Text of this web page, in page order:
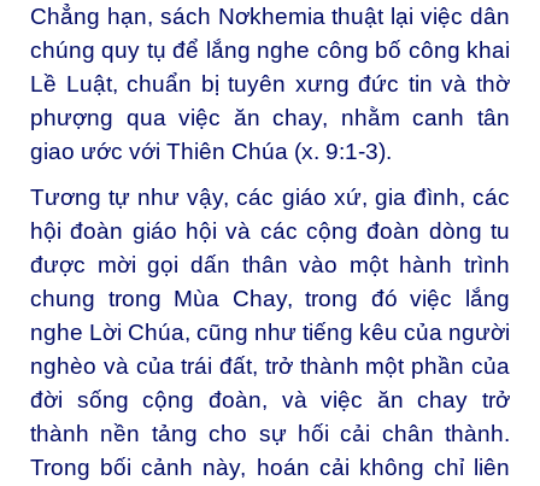
Chẳng hạn, sách Nơkhemia thuật lại việc dân
chúng quy tụ để lắng nghe công bố công khai
Lề Luật, chuẩn bị tuyên xưng đức tin và thờ
phượng qua việc ăn chay, nhằm canh tân
giao ước với Thiên Chúa (x. 9:1-3).
Tương tự như vậy, các giáo xứ, gia đình, các
hội đoàn giáo hội và các cộng đoàn dòng tu
được mời gọi dấn thân vào một hành trình
chung trong Mùa Chay, trong đó việc lắng
nghe Lời Chúa, cũng như tiếng kêu của người
nghèo và của trái đất, trở thành một phần của
đời sống cộng đoàn, và việc ăn chay trở
thành nền tảng cho sự hối cải chân thành.
Trong bối cảnh này, hoán cải không chỉ liên